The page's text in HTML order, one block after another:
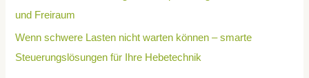
und Freiraum
Wenn schwere Lasten nicht warten können – smarte
Steuerungslösungen für Ihre Hebetechnik